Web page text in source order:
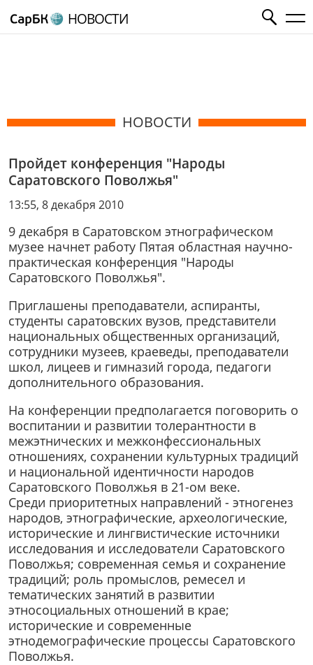
НОВОСТИ
НОВОСТИ
Пройдет конференция "Народы
Саратовского Поволжья"
13:55, 8 декабря 2010
9 декабря в Саратовском этнографическом
музее начнет работу Пятая областная научно-
практическая конференция "Народы
Саратовского Поволжья".
Приглашены преподаватели, аспиранты,
студенты саратовских вузов, представители
национальных общественных организаций,
сотрудники музеев, краеведы, преподаватели
школ, лицеев и гимназий города, педагоги
дополнительного образования.
На конференции предполагается поговорить о
воспитании и развитии толерантности в
межэтнических и межконфессиональных
отношениях, сохранении культурных традиций
и национальной идентичности народов
Саратовского Поволжья в 21-ом веке.
Среди приоритетных направлений - этногенез
народов, этнографические, археологические,
исторические и лингвистические источники
исследования и исследователи Саратовского
Поволжья; современная семья и сохранение
традиций; роль промыслов, ремесел и
тематических занятий в развитии
этносоциальных отношений в крае;
исторические и современные
этнодемографические процессы Саратовского
Поволжья.